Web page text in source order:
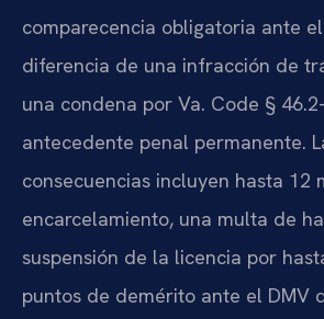
comparecencia obligatoria ante
diferencia de una infracción de
una condena por Va. Code §
antecedente penal permanente.
consecuencias incluyen hasta 12
encarcelamiento, una multa de
suspensión de la licencia por
puntos de demérito ante el DMV